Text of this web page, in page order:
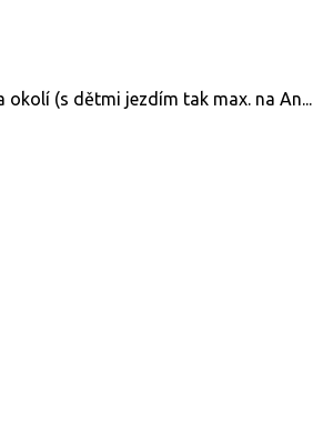
(s dětmi jezdím tak max. na An...